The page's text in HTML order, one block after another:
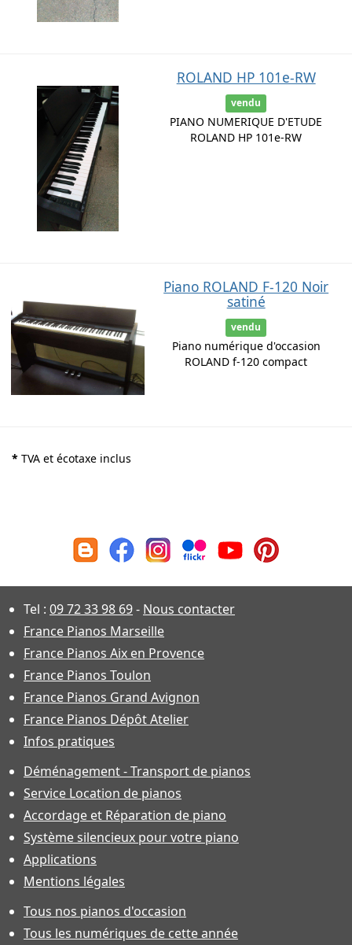
ROLAND HP 101e-RW
vendu
PIANO NUMERIQUE D'ETUDE
ROLAND HP 101e-RW
Piano ROLAND F-120 Noir
satiné
vendu
Piano numérique d'occasion
ROLAND f-120 compact
* TVA et écotaxe inclus
Tel : 09 72 33 98 69- Nous contacter
France Pianos Marseille
France Pianos Aix en Provence
France Pianos Toulon
France Pianos Grand Avignon
France Pianos Dépôt Atelier
Infos pratiques
Déménagement - Transport de pianos
Service Location de pianos
Accordage et Réparation de piano
Système silencieux pour votre piano
Applications
Mentions légales
Tous nos pianos d'occasion
Tous les numériques de cette année